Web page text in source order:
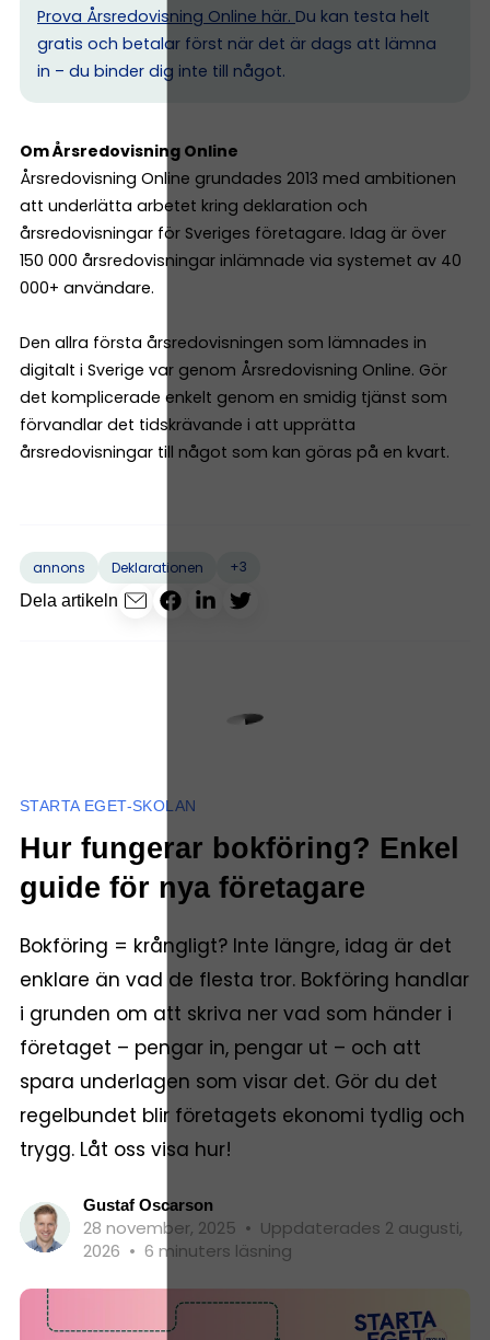
Prova Årsredovisning Online här. Du kan testa helt
gratis och betalar först när det är dags att lämna
in – du binder dig inte till något.
Om Årsredovisning Online
Årsredovisning Online grundades 2013 med ambitionen
att underlätta arbetet kring deklaration och
årsredovisningar för Sveriges företagare. Idag är över
150 000 årsredovisningar inlämnade via systemet av 40
000+ användare.
Den allra första årsredovisningen som lämnades in
digitalt i Sverige var genom Årsredovisning Online. Gör
det komplicerade enkelt genom en smidig tjänst som
förvandlar det tidskrävande i att upprätta
årsredovisningar till något som kan göras på en kvart.
annons Deklarationen
+3
Dela artikeln
STARTA EGET-SKOLAN
Hur fungerar bokföring? Enkel
guide för nya företagare
Bokföring = krångligt? Inte längre, idag är det
enklare än vad de flesta tror. Bokföring handlar
i grunden om att skriva ner vad som händer i
företaget – pengar in, pengar ut – och att
spara underlagen som visar det. Gör du det
regelbundet blir företagets ekonomi tydlig och
trygg. Låt oss visa hur!
Gustaf Oscarson
28 november, 2025 • Uppdaterades 2 augusti,
2026 • 6 minuters läsning